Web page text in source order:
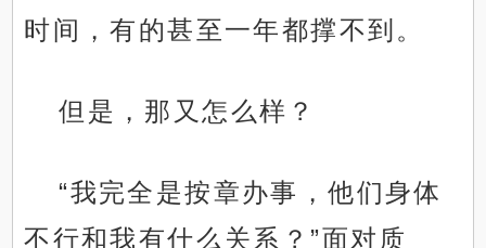
时间，有的甚至一年都撑不到。
但是，那又怎么样？
“我完全是按章办事，他们身体
不行和我有什么关系？”面对质